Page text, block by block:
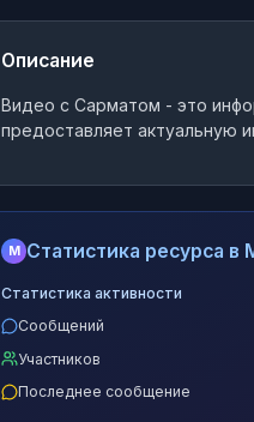
Описание
Видео с Сарматом - это
предоставляет актуальную
M Статистика ресурса в
Статистика активности
Сообщений
Участников
Последнее сообщение